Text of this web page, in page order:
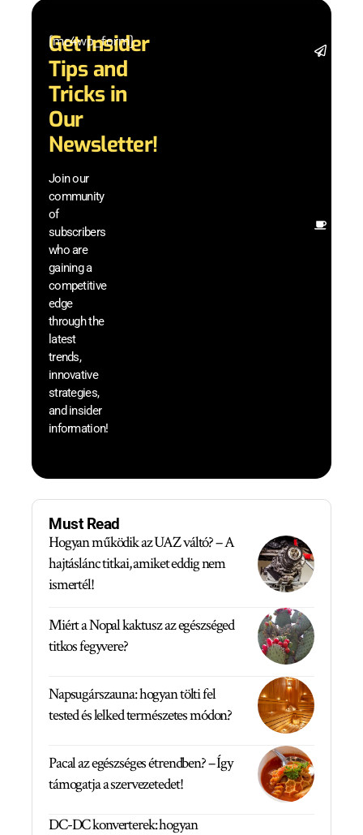
Get Insider
Tips and
Tricks in
Our
Newsletter!
Join our
community
of
subscribers
who are
gaining a
competitive
edge
through the
latest
trends,
innovative
strategies,
and insider
information!
[mc4wp_form]
Must Read
Hogyan működik az UAZ váltó? – A
hajtáslánc titkai, amiket eddig nem
ismertél!
Miért a Nopal kaktusz az egészséged
titkos fegyvere?
Napsugárszauna: hogyan tölti fel
tested és lelked természetes módon?
Pacal az egészséges étrendben? – Így
támogatja a szervezetedet!
DC-DC konverterek: hogyan